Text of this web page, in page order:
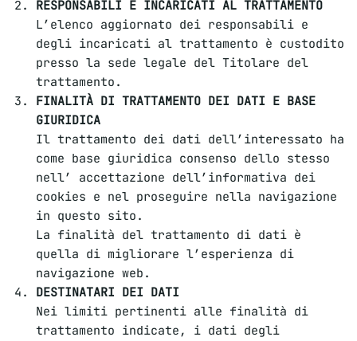
RESPONSABILI E INCARICATI AL TRATTAMENTO
L’elenco aggiornato dei responsabili e
degli incaricati al trattamento è custodito
presso la sede legale del Titolare del
trattamento.
FINALITÀ DI TRATTAMENTO DEI DATI E BASE
GIURIDICA
Il trattamento dei dati dell’interessato ha
come base giuridica consenso dello stesso
nell’ accettazione dell’informativa dei
cookies e nel proseguire nella navigazione
in questo sito.
La finalità del trattamento di dati è
quella di migliorare l’esperienza di
navigazione web.
DESTINATARI DEI DATI
Nei limiti pertinenti alle finalità di
trattamento indicate, i dati degli